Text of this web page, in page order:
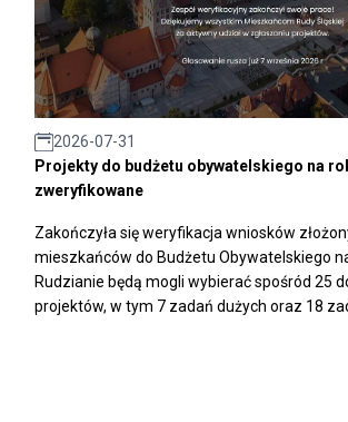
2026-07-31
Projekty do budżetu obywatelskiego na
zweryfikowane
Zakończyła się weryfikacja wniosków
mieszkańców do Budżetu Obywatelskiego
Rudzianie będą mogli wybierać spośród 25
projektów, w tym 7 zadań dużych oraz 18